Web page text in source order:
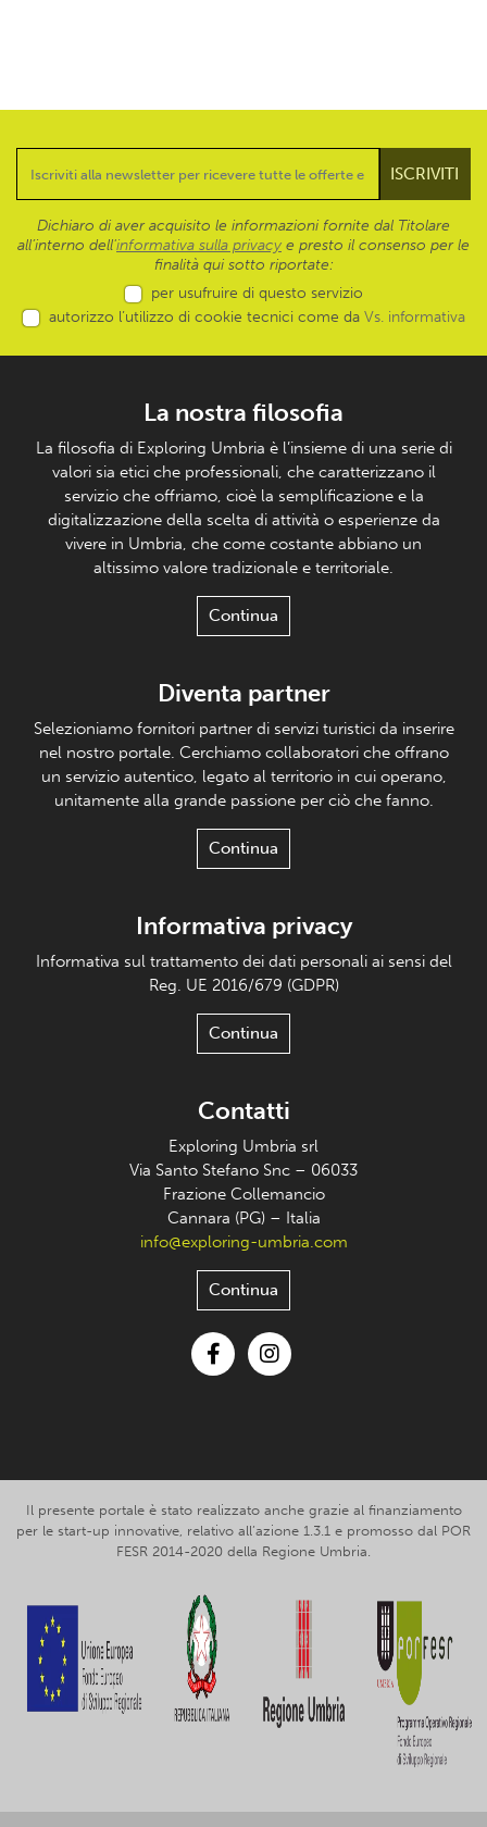
Dichiaro di aver acquisito le informazioni fornite dal Titolare
all’interno dell'informativa sulla privacy e presto il consenso per le
finalità qui sotto riportate:
per usufruire di questo servizio
autorizzo l’utilizzo di cookie tecnici come da Vs. informativa
La nostra filosofia
La filosofia di Exploring Umbria è l’insieme di una serie di
valori sia etici che professionali, che caratterizzano il
servizio che offriamo, cioè la semplificazione e la
digitalizzazione della scelta di attività o esperienze da
vivere in Umbria, che come costante abbiano un
altissimo valore tradizionale e territoriale.
Continua
Diventa partner
Selezioniamo fornitori partner di servizi turistici da inserire
nel nostro portale. Cerchiamo collaboratori che offrano
un servizio autentico, legato al territorio in cui operano,
unitamente alla grande passione per ciò che fanno.
Continua
Informativa privacy
Informativa sul trattamento dei dati personali ai sensi del
Reg. UE 2016/679 (GDPR)
Continua
Contatti
Exploring Umbria srl
Via Santo Stefano Snc – 06033
Frazione Collemancio
Cannara (PG) – Italia
info@exploring-umbria.com
Continua
Il presente portale è stato realizzato anche grazie al finanziamento
per le start-up innovative, relativo all’azione 1.3.1 e promosso dal POR
FESR 2014-2020 della Regione Umbria.